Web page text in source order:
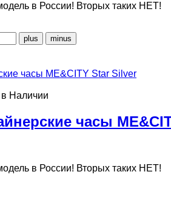
в России! Вторых таких НЕТ!
в Наличии
часы
в России! Вторых таких НЕТ!